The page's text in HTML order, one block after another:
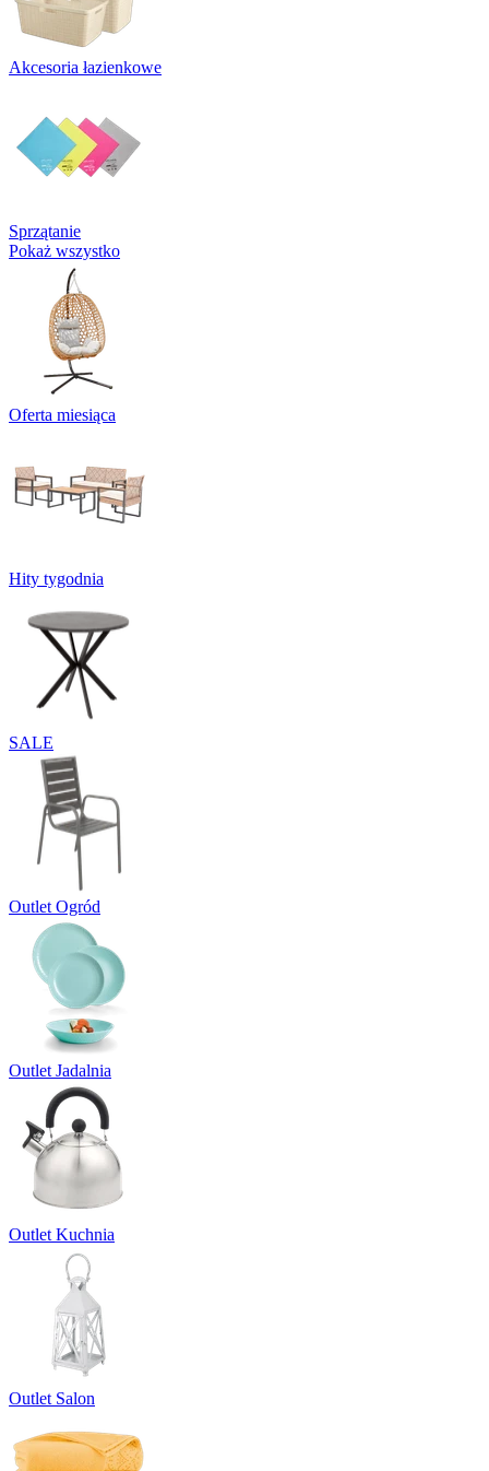
Akcesoria łazienkowe
Sprzątanie
Pokaż wszystko
Oferta miesiąca
Hity tygodnia
SALE
Outlet Ogród
Outlet Jadalnia
Outlet Kuchnia
Outlet Salon